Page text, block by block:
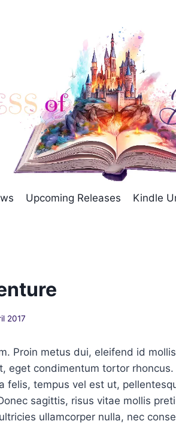
Upcoming Releases Kindle
2017
Proin metus dui, eleifend id
eget condimentum tortor rhoncus.
felis, tempus vel est ut,
sagittis, risus vitae mollis
ullamcorper nulla, nec